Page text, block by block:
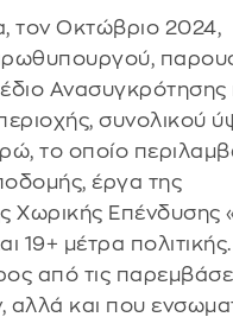
τον Οκτώβριο 2024,
Ανασυγκρότησης
συνολικού
το οποίο
έργα της
Χωρικής Επένδυσης
19+ μέτρα
από τις
αλλά και που